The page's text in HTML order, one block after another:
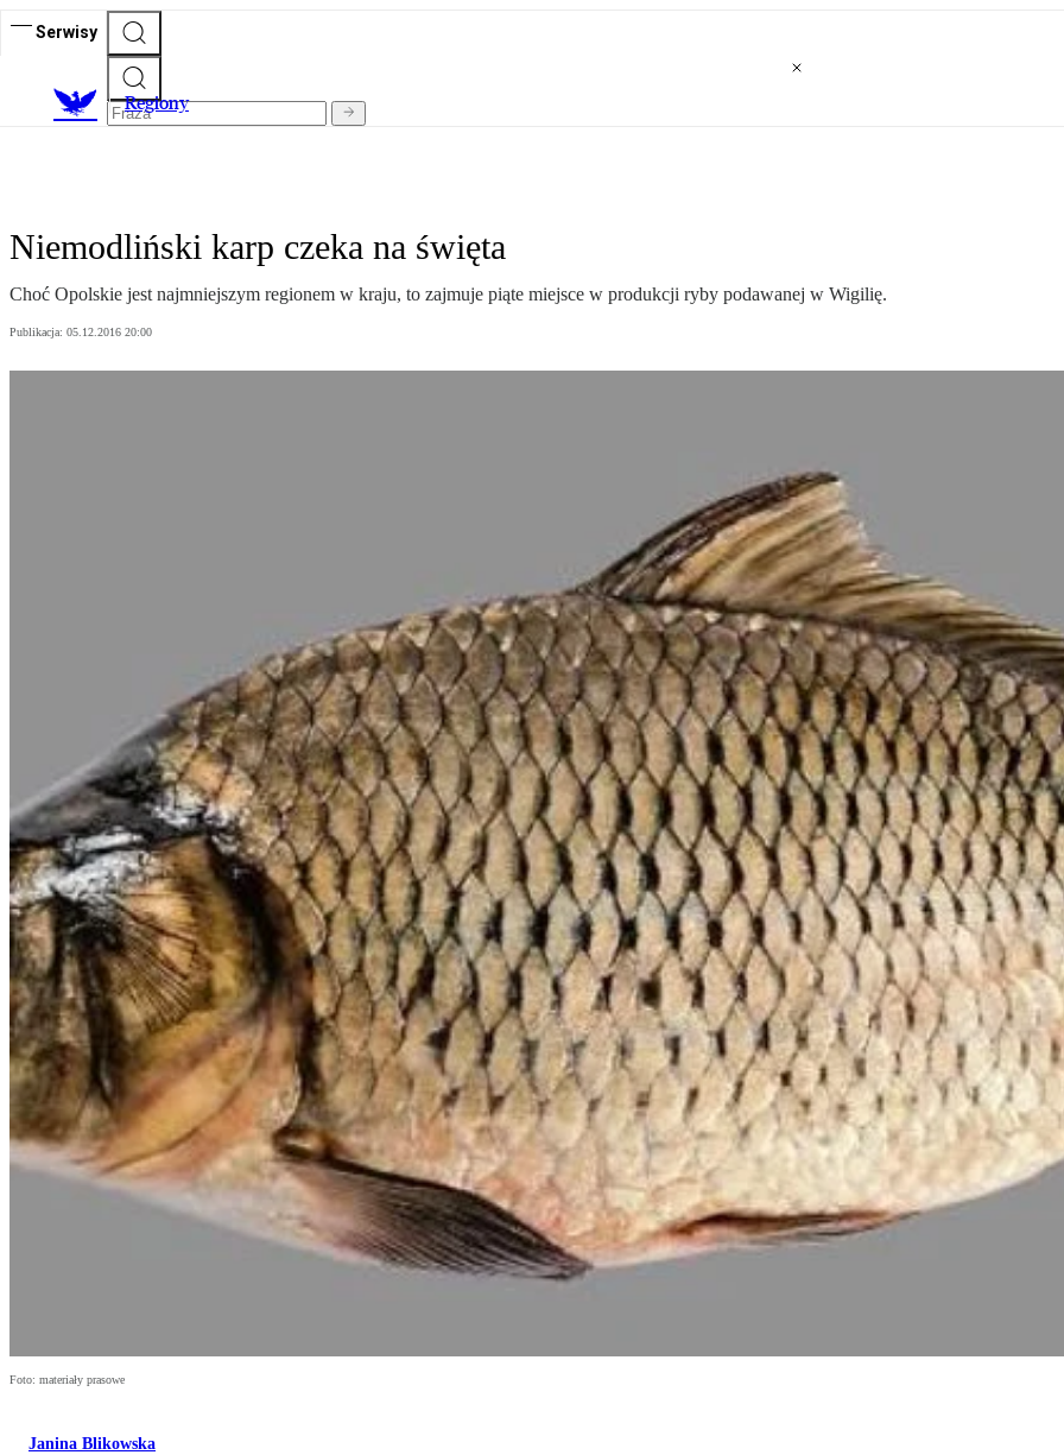
Serwisy
Regiony
Niemodliński karp czeka na święta
Choć Opolskie jest najmniejszym regionem w kraju, to zajmuje piąte miejsce w produkcji ryby podawanej w Wigilię.
Publikacja: 05.12.2016 20:00
Foto: materiały prasowe
Janina Blikowska